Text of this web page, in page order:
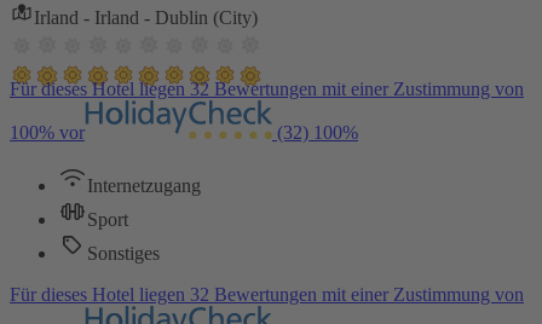
Irland - Irland - Dublin (City)
Für dieses Hotel liegen 32 Bewertungen mit einer Zustimmung von
100% vor (32) 100%
Internetzugang
Sport
Sonstiges
Für dieses Hotel liegen 32 Bewertungen mit einer Zustimmung von